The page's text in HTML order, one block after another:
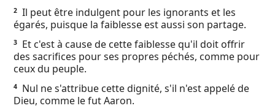
About
Copyright
Download
L.O.A
2 Il peut être indulgent pour les ignorants et les
égarés, puisque la faiblesse est aussi son partage.
3
Et c'est à cause de cette faiblesse qu'il doit offrir
des sacrifices pour ses propres péchés, comme pour
ceux du peuple.
4
Nul ne s'attribue cette dignité, s'il n'est appelé de
Dieu, comme le fut Aaron.